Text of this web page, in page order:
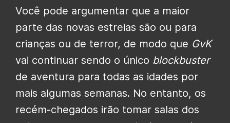
Você pode argumentar que a maior
parte das novas estreias são ou para
crianças ou de terror, de modo que GvK
vai continuar sendo o único blockbuster
de aventura para todas as idades por
mais algumas semanas. No entanto, os
recém-chegados irão tomar salas dos